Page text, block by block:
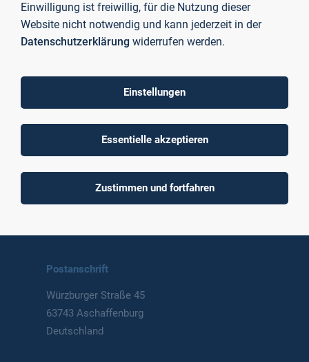
Technische Hochschule
Aschaffenburg
Postanschrift
Würzburger Straße 45
63743 Aschaffenburg
Deutschland
Einwilligung ist freiwillig, für die Nutzung dieser
Website nicht notwendig und kann jederzeit in der
Datenschutzerklärung widerrufen werden.
Einstellungen
Essentielle akzeptieren
Zustimmen und fortfahren